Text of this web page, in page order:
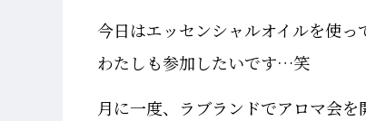
今日はエッセンシャルオイルを使っ
わたしも参加したいです…笑
月に一度、ラブランドでアロマ会